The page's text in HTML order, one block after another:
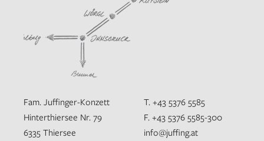
Fam. Juffinger-Konzett
Hinterthiersee Nr. 79
6335 Thiersee
T. +43 5376 5585
F. +43 5376 5585-300
info@juffing.at